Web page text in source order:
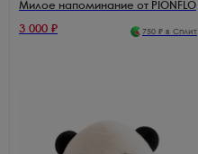
Милое напоминание от PIONFLO
3 000 ₽ 750 ₽ в Сплит